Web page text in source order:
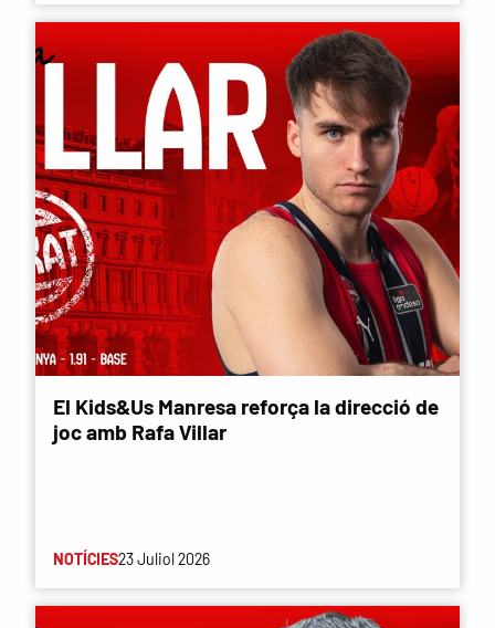
El Kids&Us Manresa reforça la direcció de
joc amb Rafa Villar
NOTÍCIES23 Juliol 2026